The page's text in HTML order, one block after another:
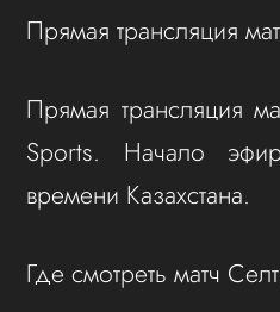
Прямая трансляция
Прямая трансляция
Sports. Начало
времени Казахстана.
Где смотреть матч